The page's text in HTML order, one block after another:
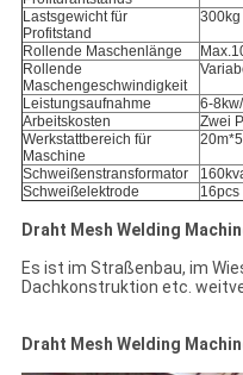
Lastsgewicht für
Profitstand
300kg
Rollende Maschenlänge
Rollende
Maschengeschwindigkeit
Leistungsaufnahme 6-
Arbeitskosten
Zwei
Werkstattbereich für
Maschine
Schweißenstransformator
Schweißelektrode
16pcs
Draht Mesh Welding
Es ist im Straßenbau, im
Dachkonstruktion etc.
Draht Mesh Welding